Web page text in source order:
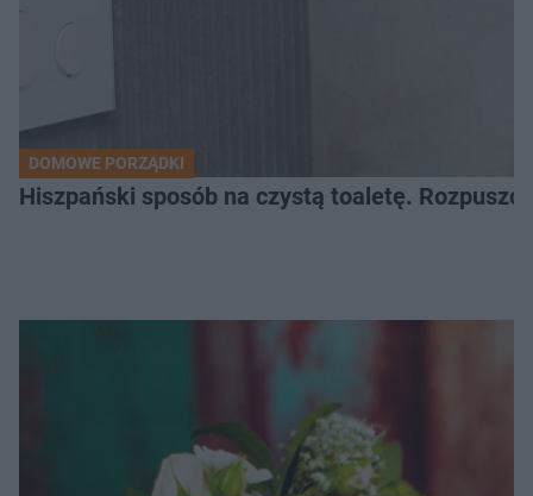
DOMOWE PORZĄDKI
Hiszpański sposób na czystą toaletę.